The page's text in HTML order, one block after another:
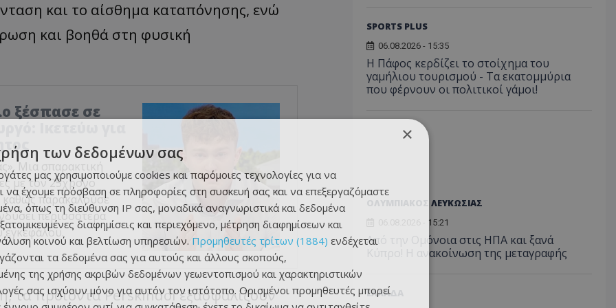
και το αίσθημα καταπόνησης, ενώ
και βοηθά στη φυσική
ξέσπασε σε
Ικετεύω για
Μια σπαρακτική
με τον 25χρονο
παρακαλούσε
περισσότερα
εγκεφάλου.
τα προϊόντα Perskindol εξασφαλίζουν
SPORTS PLUS
06.08.2026 - 15:35
Η Πάφος κερδίζει το στοίχημα του
γαμήλιου τουρισμού - Τα εκατομμύρια
που φέρνουν οι πολιτικοί γάμοι!
ΟΛΥΜΠΙΑΚΟΣ ΛΕΥΚΩΣΙΑΣ
06.08.2026 - 15:21
Από την Ομόνοια στις ΗΠΑ και ξανά
Κύπρο! Η ανακοίνωση της μεταγραφής
ΕΛΛΑΔΑ
×
των δεδομένων σας
μας χρησιμοποιούμε cookies και παρόμοιες τεχνολογίες για να
να έχουμε πρόσβαση σε πληροφορίες στη συσκευή σας και να επεξεργαζόμαστε
όπως τη διεύθυνση IP σας, μοναδικά αναγνωριστικά και δεδομένα
διαφημίσεις και περιεχόμενο, μέτρηση διαφημίσεων και
κοινού και βελτίωση υπηρεσιών. Προμηθευτές τρίτων (1884) ενδέχεται
τα δεδομένα σας για αυτούς και άλλους σκοπούς,
της χρήσης ακριβών δεδομένων γεωεντοπισμού και χαρακτηριστικών
σας ισχύουν μόνο για αυτόν τον ιστότοπο. Ορισμένοι προμηθευτές μπορεί